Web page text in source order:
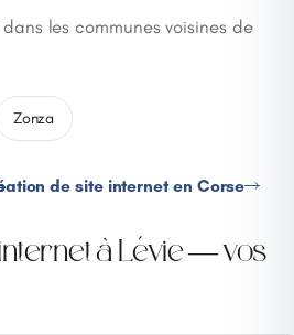
les communes voisines de
Zonza
de site internet en Corse
à Lévie — vos